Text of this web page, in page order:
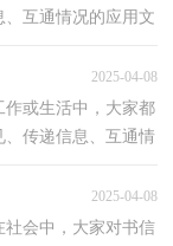
互通情况的应用文
2025-04-08
作或生活中，大家都
传递信息、互通情
2025-04-08
社会中，大家对书信